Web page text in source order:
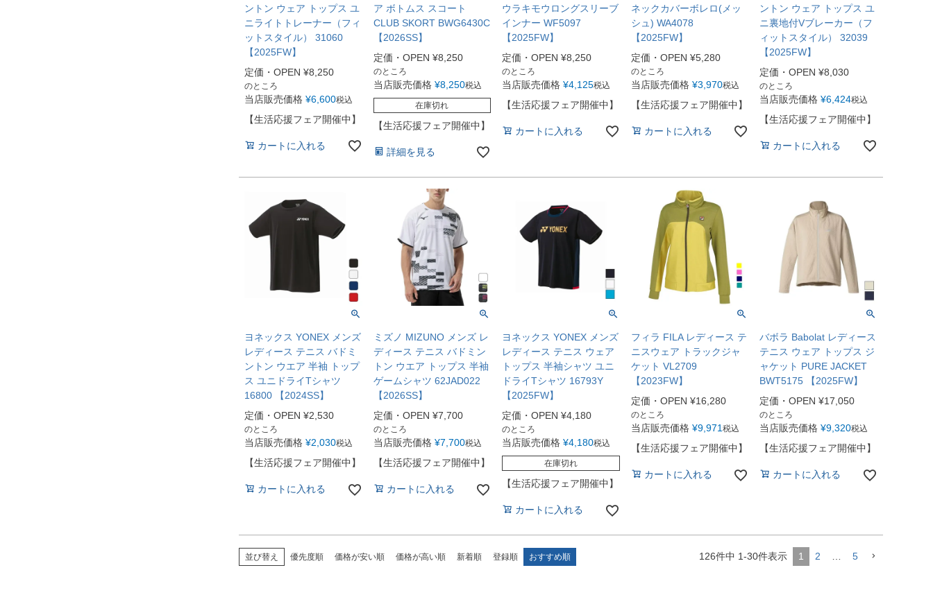
ントン ウェア トップス ユ
ニライトトレーナー（フィ
ットスタイル） 31060
【2025FW】
定価・OPEN ¥8,250
のところ
当店販売価格 ¥6,600税込
【生活応援フェア開催中】
カートに入れる
ア ボトムス スコート
CLUB SKORT BWG6430C
【2026SS】
定価・OPEN ¥8,250
のところ
当店販売価格 ¥8,250税込
在庫切れ
【生活応援フェア開催中】
詳細を見る
ウラキモウロングスリーブ
インナー WF5097
【2025FW】
定価・OPEN ¥8,250
のところ
当店販売価格 ¥4,125税込
【生活応援フェア開催中】
カートに入れる
ネックカバーボレロ(メッ
シュ) WA4078
【2025FW】
定価・OPEN ¥5,280
のところ
当店販売価格 ¥3,970税込
【生活応援フェア開催中】
カートに入れる
ントン ウェア トップス ユ
ニ裏地付Vブレーカー（フ
ィットスタイル） 32039
【2025FW】
定価・OPEN ¥8,030
のところ
当店販売価格 ¥6,424税込
【生活応援フェア開催中】
カートに入れる
ヨネックス YONEX メンズ
レディース テニス バドミ
ントン ウエア 半袖 トップ
ス ユニドライTシャツ
16800 【2024SS】
定価・OPEN ¥2,530
のところ
当店販売価格 ¥2,030税込
【生活応援フェア開催中】
カートに入れる
ミズノ MIZUNO メンズ レ
ディース テニス バドミン
トン ウエア トップス 半袖
ゲームシャツ 62JAD022
【2026SS】
定価・OPEN ¥7,700
のところ
当店販売価格 ¥7,700税込
【生活応援フェア開催中】
カートに入れる
ヨネックス YONEX メンズ
レディース テニス ウェア
トップス 半袖シャツ ユニ
ドライTシャツ 16793Y
【2025FW】
定価・OPEN ¥4,180
のところ
当店販売価格 ¥4,180税込
在庫切れ
【生活応援フェア開催中】
カートに入れる
フィラ FILA レディース テ
ニスウェア トラックジャ
ケット VL2709
【2023FW】
定価・OPEN ¥16,280
のところ
当店販売価格 ¥9,971税込
【生活応援フェア開催中】
カートに入れる
バボラ Babolat レディース
テニス ウェア トップス ジ
ャケット PURE JACKET
BWT5175 【2025FW】
定価・OPEN ¥17,050
のところ
当店販売価格 ¥9,320税込
【生活応援フェア開催中】
カートに入れる
並び替え 優先度順 価格が安い順 価格が高い順 新着順 登録順 おすすめ順 126件中 1-30件表示 1 2 … 5